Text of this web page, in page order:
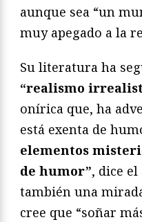
aunque sea “un
muy apegado a la
Su literatura ha
“realismo
onírica que, ha
está exenta de
elementos
de humor”, dice
también una
cree que “soñar